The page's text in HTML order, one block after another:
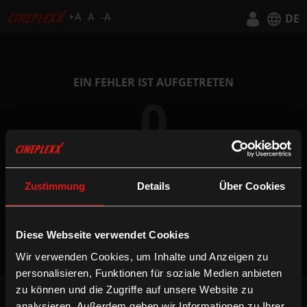
Zustimmung Details Über Cookies
Diese Webseite verwendet Cookies
Wir verwenden Cookies, um Inhalte und Anzeigen zu
personalisieren, Funktionen für soziale Medien anbieten
zu können und die Zugriffe auf unsere Website zu
+A A -A DE
English
EIN FEHLER IST AUFGETRETEN
10% RABATT AUF SNACKS &
DRINKS!*
Mit deiner Anmeldung für unseren
wöchentlichen Newsletter erhältst du
brandheiße News zu den neuesten